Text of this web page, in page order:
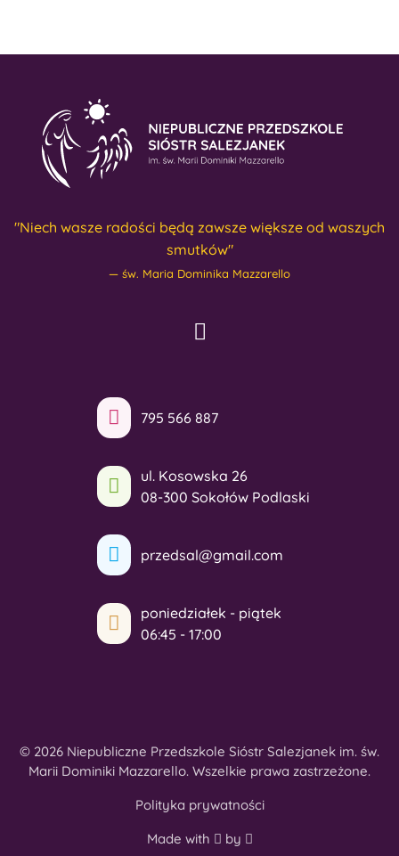
"Niech wasze radości będą zawsze większe od waszych
smutków"
św. Maria Dominika Mazzarello
795 566 887
ul. Kosowska 26
08-300 Sokołów Podlaski
przedsal@gmail.com
poniedziałek - piątek
06:45 - 17:00
© 2026 Niepubliczne Przedszkole Sióstr Salezjanek im. św.
Marii Dominiki Mazzarello. Wszelkie prawa zastrzeżone.
Polityka prywatności
Made with
by